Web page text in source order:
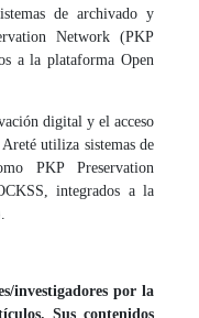
de archivado y
Network (PKP
a la plataforma Open
digital y el acceso
utiliza sistemas de
PKP Preservation
integrados a la
investigadores por la
Sus contenidos